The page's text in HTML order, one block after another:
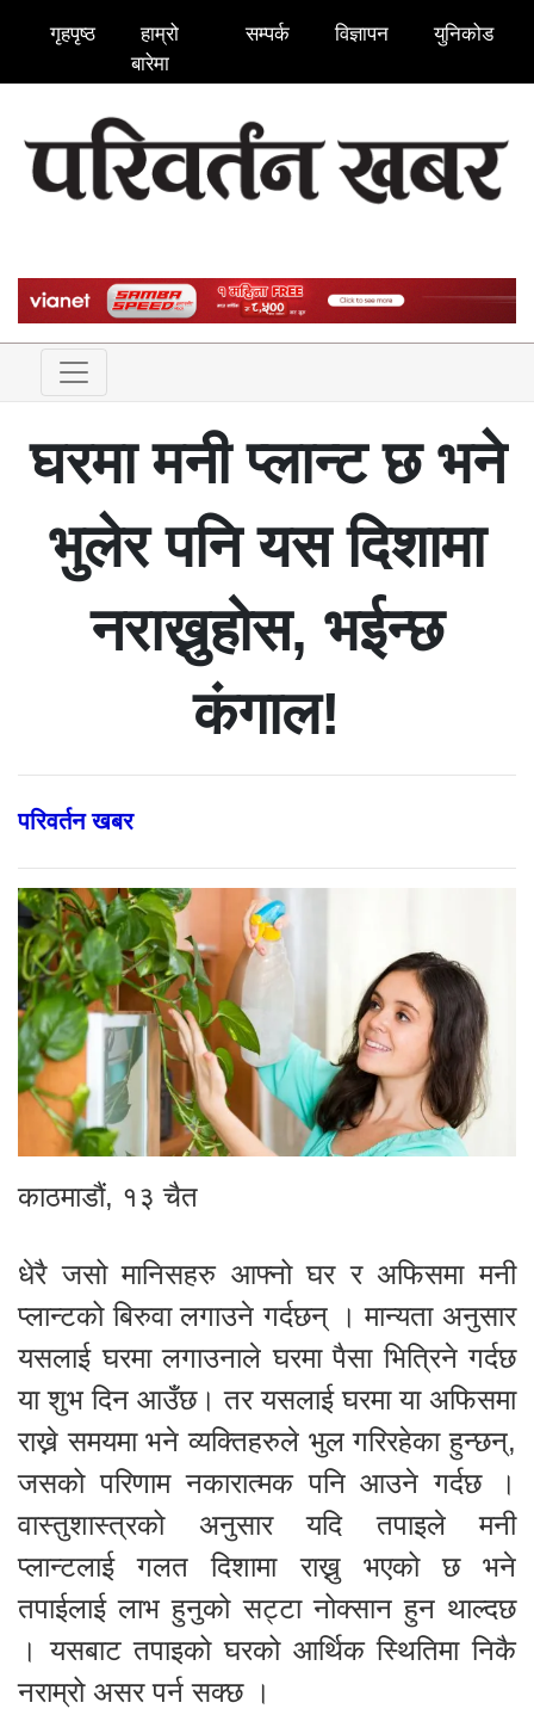
गृहपृष्ठ
हाम्रो
बारेमा
सम्पर्क विज्ञापन युनिकोड
घरमा मनी प्लान्ट छ भने
भुलेर पनि यस दिशामा
नराख्नुहोस, भईन्छ
कंगाल!
परिवर्तन खबर
काठमाडौं, १३ चैत
धेरै जसो मानिसहरु आफ्नो घर र अफिसमा मनी
प्लान्टको बिरुवा लगाउने गर्दछन् । मान्यता अनुसार
यसलाई घरमा लगाउनाले घरमा पैसा भित्रिने गर्दछ
या शुभ दिन आउँछ। तर यसलाई घरमा या अफिसमा
राख्ने समयमा भने व्यक्तिहरुले भुल गरिरहेका हुन्छन्,
जसको परिणाम नकारात्मक पनि आउने गर्दछ ।
वास्तुशास्त्रको अनुसार यदि तपाइले मनी
प्लान्टलाई गलत दिशामा राख्नु भएको छ भने
तपाईलाई लाभ हुनुको सट्टा नोक्सान हुन थाल्दछ
। यसबाट तपाइको घरको आर्थिक स्थितिमा निकै
नराम्रो असर पर्न सक्छ ।